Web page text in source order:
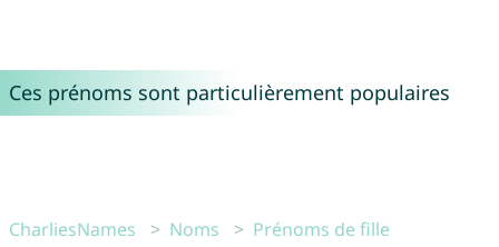
Ces prénoms sont particulièrement populaires
CharliesNames Noms
Prénoms de fille